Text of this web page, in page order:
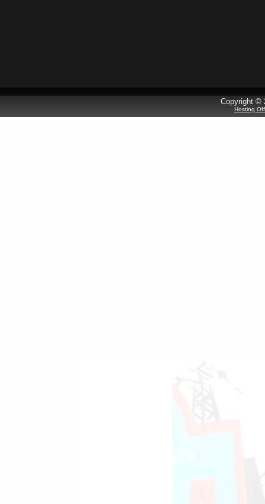
Copyright ©
Hosting